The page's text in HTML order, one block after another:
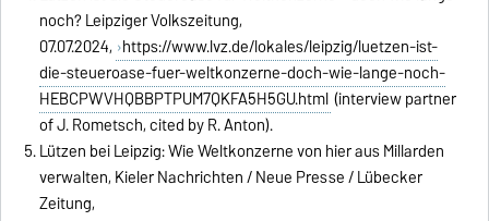
noch? Leipziger Volkszeitung,
07.07.2024, https://www.lvz.de/lokales/leipzig/luetzen-ist-
die-steueroase-fuer-weltkonzerne-doch-wie-lange-noch-
HEBCPWVHQBBPTPUM7QKFA5H5GU.html (interview partner
of J. Rometsch, cited by R. Anton).
Lützen bei Leipzig: Wie Weltkonzerne von hier aus Millarden
verwalten, Kieler Nachrichten / Neue Presse / Lübecker
Zeitung,